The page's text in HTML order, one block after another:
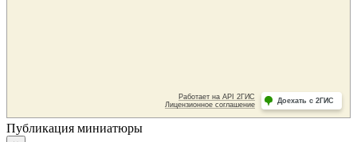
Публикация миниатюры